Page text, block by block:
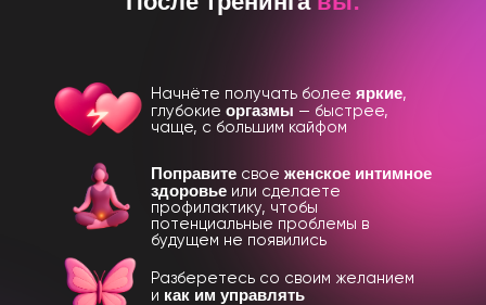
Начнёте получать более яркие,
глубокие оргазмы — быстрее,
чаще, с большим кайфом
Поправите свое женское интимное
здоровье или сделаете
профилактику, чтобы
потенциальные проблемы в
будущем не появились
Разберетесь со своим желанием
и как им управлять